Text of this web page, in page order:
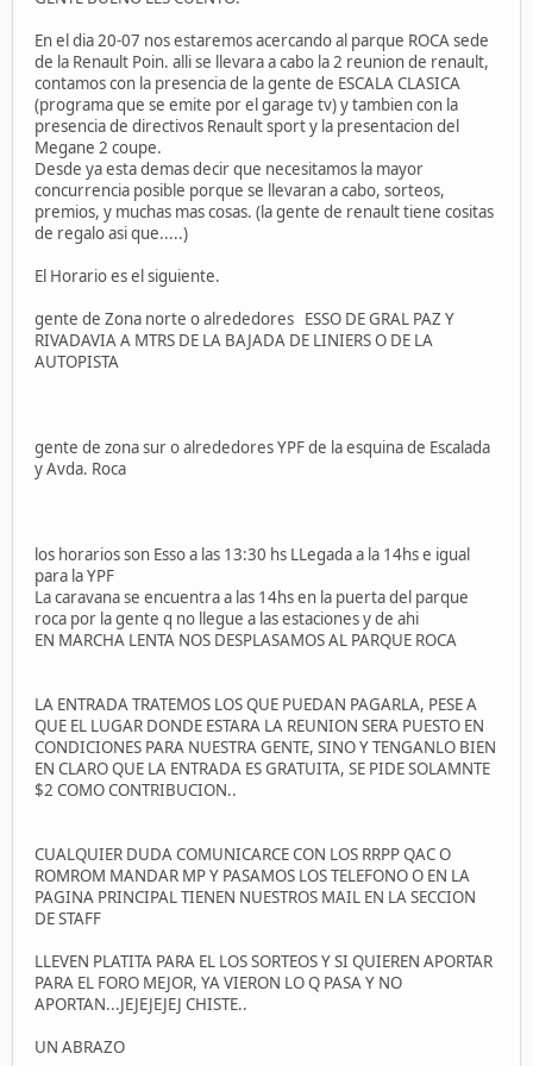
En el dia 20-07 nos estaremos acercando al parque ROCA sede
de la Renault Poin. alli se llevara a cabo la 2 reunion de renault,
contamos con la presencia de la gente de ESCALA CLASICA
(programa que se emite por el garage tv) y tambien con la
presencia de directivos Renault sport y la presentacion del
Megane 2 coupe.
Desde ya esta demas decir que necesitamos la mayor
concurrencia posible porque se llevaran a cabo, sorteos,
premios, y muchas mas cosas. (la gente de renault tiene cositas
de regalo asi que.....)
El Horario es el siguiente.
gente de Zona norte o alrededores ESSO DE GRAL PAZ Y
RIVADAVIA A MTRS DE LA BAJADA DE LINIERS O DE LA
AUTOPISTA
gente de zona sur o alrededores YPF de la esquina de Escalada
y Avda. Roca
los horarios son Esso a las 13:30 hs LLegada a la 14hs e igual
para la YPF
La caravana se encuentra a las 14hs en la puerta del parque
roca por la gente q no llegue a las estaciones y de ahi
EN MARCHA LENTA NOS DESPLASAMOS AL PARQUE ROCA
LA ENTRADA TRATEMOS LOS QUE PUEDAN PAGARLA, PESE A
QUE EL LUGAR DONDE ESTARA LA REUNION SERA PUESTO EN
CONDICIONES PARA NUESTRA GENTE, SINO Y TENGANLO BIEN
EN CLARO QUE LA ENTRADA ES GRATUITA, SE PIDE SOLAMNTE
$2 COMO CONTRIBUCION..
CUALQUIER DUDA COMUNICARCE CON LOS RRPP QAC O
ROMROM MANDAR MP Y PASAMOS LOS TELEFONO O EN LA
PAGINA PRINCIPAL TIENEN NUESTROS MAIL EN LA SECCION
DE STAFF
LLEVEN PLATITA PARA EL LOS SORTEOS Y SI QUIEREN APORTAR
PARA EL FORO MEJOR, YA VIERON LO Q PASA Y NO
APORTAN...JEJEJEJEJ CHISTE..
UN ABRAZO